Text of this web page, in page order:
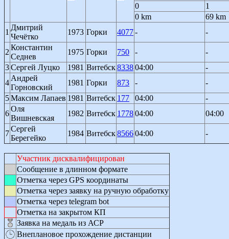
0
1
0 km
69 km
1
Дмитрий
Чечётко
1973 Горки 4077- -
2
Константин
Седнев
1975 Горки 750 -
-
3Сергей Луцко 1981 Витебск833804:00
-
4
Андрей
Горновский
1981 Горки 873 -
-
5Максим Лапаев 1981 Витебск 177 04:00
-
6
Оля
Вишневская
1982 Витебск 177804:00 04:00
7
Сергей
Берегейко
1984 Витебск856604:00 -
Участник дисквалифицирован
Сообщение в длинном формате
Отметка через GPS координаты
Отметка через заявку на ручную обработку
Отметка через telegram bot
Отметка на закрытом КП
Заявка на медаль из АСР
Внеплановое прохождение дистанции